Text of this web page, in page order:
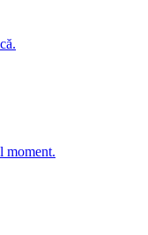
moment.